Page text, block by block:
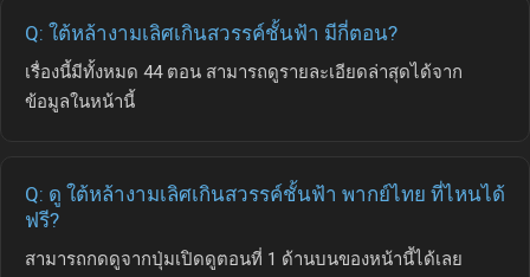
Q: ใต้หล้างามเลิศเกินสวรรค์ชั้นฟ้า มีกี่ตอน?
เรื่องนี้มีทั้งหมด 44 ตอน สามารถดูรายละเอียดล่าสุดได้จาก
ข้อมูลในหน้านี้
Q: ดู ใต้หล้างามเลิศเกินสวรรค์ชั้นฟ้า พากย์ไทย ที่ไหนได้
ฟรี?
สามารถกดดูจากปุ่มเปิดดูตอนที่ 1 ด้านบนของหน้านี้ได้เลย